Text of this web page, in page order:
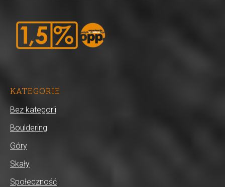
KATEGORIE
Bez kategorii
Bouldering
Góry
Skały
Społeczność